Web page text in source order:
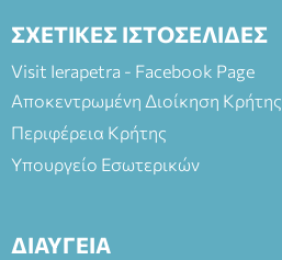
ΣΧΕΤΙΚΕΣ ΙΣΤΟΣΕΛΙΔΕΣ
Visit Ierapetra - Facebook Page
Αποκεντρωμένη Διοίκηση Κρήτης
Περιφέρεια Κρήτης
Υπουργείο Εσωτερικών
ΔΙΑΥΓΕΙΑ